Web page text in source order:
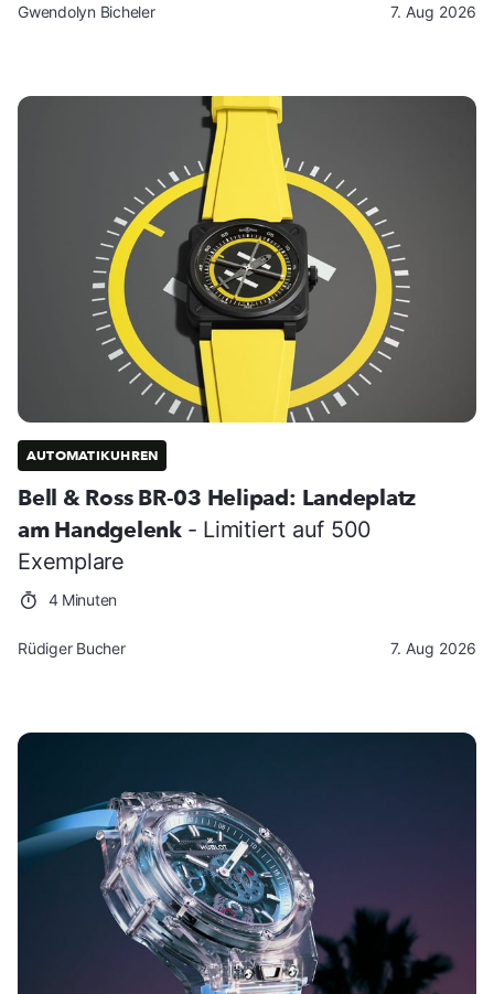
Gwendolyn Bicheler 7. Aug 2026
AUTOMATIKUHREN
Bell & Ross BR-03 Helipad: Landeplatz
am Handgelenk - Limitiert auf 500
Exemplare
4 Minuten
Rüdiger Bucher 7. Aug 2026